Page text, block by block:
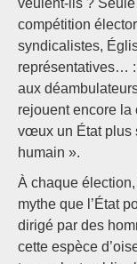
veulent-ils ?
compétition
syndicalistes,
représentatives… :
aux
rejouent encore la
vœux un État plus
humain ».
À chaque
mythe que l’État
dirigé par des
cette espèce